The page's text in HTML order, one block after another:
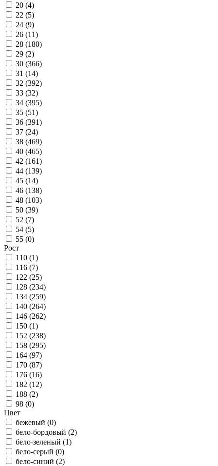
20 (4)
22 (5)
24 (9)
26 (11)
28 (180)
29 (2)
30 (366)
31 (14)
32 (392)
33 (32)
34 (395)
35 (51)
36 (391)
37 (24)
38 (469)
40 (465)
42 (161)
44 (139)
45 (14)
46 (138)
48 (103)
50 (39)
52 (7)
54 (5)
55 (0)
Рост
110 (1)
116 (7)
122 (25)
128 (234)
134 (259)
140 (264)
146 (262)
150 (1)
152 (238)
158 (295)
164 (97)
170 (87)
176 (16)
182 (12)
188 (2)
98 (0)
Цвет
бежевый (0)
бело-бордовый (2)
бело-зеленый (1)
бело-серый (0)
бело-синий (2)